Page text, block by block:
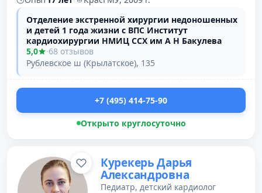
Отделение экстренной хирургии недоношенных
и детей 1 года жизни с ВПС Институт
кардиохирургии НМИЦ ССХ им А Н Бакулева
5,0
·68 отзывов
Рублевское ш (Крылатское), 135
+7 (495) 414-75-90
Открыто круглосуточно
Курекерь Дарья
Александровна
Педиатр, детский кардиолог